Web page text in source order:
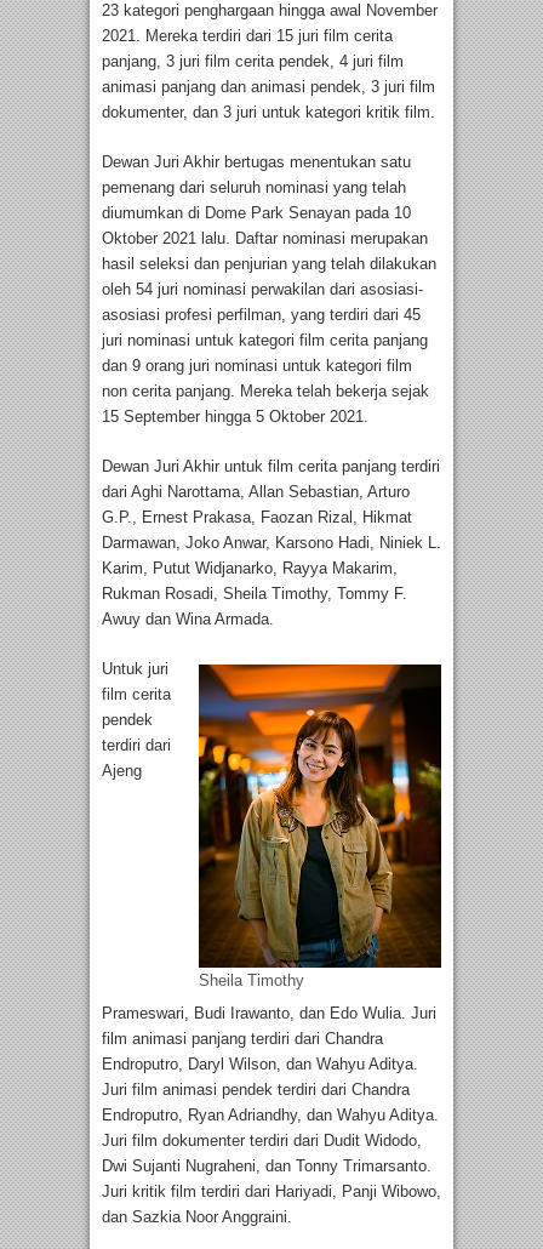
23 kategori penghargaan hingga awal November
2021. Mereka terdiri dari 15 juri film cerita
panjang, 3 juri film cerita pendek, 4 juri film
animasi panjang dan animasi pendek, 3 juri film
dokumenter, dan 3 juri untuk kategori kritik film.
Dewan Juri Akhir bertugas menentukan satu
pemenang dari seluruh nominasi yang telah
diumumkan di Dome Park Senayan pada 10
Oktober 2021 lalu. Daftar nominasi merupakan
hasil seleksi dan penjurian yang telah dilakukan
oleh 54 juri nominasi perwakilan dari asosiasi-
asosiasi profesi perfilman, yang terdiri dari 45
juri nominasi untuk kategori film cerita panjang
dan 9 orang juri nominasi untuk kategori film
non cerita panjang. Mereka telah bekerja sejak
15 September hingga 5 Oktober 2021.
Dewan Juri Akhir untuk film cerita panjang terdiri
dari Aghi Narottama, Allan Sebastian, Arturo
G.P., Ernest Prakasa, Faozan Rizal, Hikmat
Darmawan, Joko Anwar, Karsono Hadi, Niniek L.
Karim, Putut Widjanarko, Rayya Makarim,
Rukman Rosadi, Sheila Timothy, Tommy F.
Awuy dan Wina Armada.
Sheila Timothy
Untuk juri
film cerita
pendek
terdiri dari
Ajeng
Prameswari, Budi Irawanto, dan Edo Wulia. Juri
film animasi panjang terdiri dari Chandra
Endroputro, Daryl Wilson, dan Wahyu Aditya.
Juri film animasi pendek terdiri dari Chandra
Endroputro, Ryan Adriandhy, dan Wahyu Aditya.
Juri film dokumenter terdiri dari Dudit Widodo,
Dwi Sujanti Nugraheni, dan Tonny Trimarsanto.
Juri kritik film terdiri dari Hariyadi, Panji Wibowo,
dan Sazkia Noor Anggraini.